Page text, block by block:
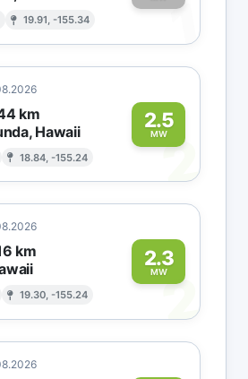
19.91, -155.34 1
km
Hawaii
18.84, -155.24
2.5
MW2
km
19.30, -155.24
2.3
MW2